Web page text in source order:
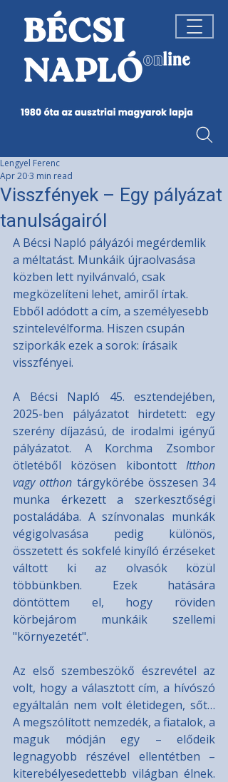
Visszfények – Egy pályázat
tanulságairól
Lengyel Ferenc
Apr 203 min read
A Bécsi Napló pályázói megérdemlik
a méltatást. Munkáik újraolvasása
közben lett nyilvánvaló, csak
megközelíteni lehet, amiről írtak.
Ebből adódott a cím, a személyesebb
szintelevélforma. Hiszen csupán
sziporkák ezek a sorok: írásaik
visszfényei.
A Bécsi Napló 45. esztendejében,
2025-ben pályázatot hirdetett: egy
szerény díjazású, de irodalmi igényű
pályázatot. A Korchma Zsombor
ötletéből közösen kibontott Itthon
vagy otthon tárgykörébe összesen 34
munka érkezett a szerkesztőségi
postaládába. A színvonalas munkák
végigolvasása pedig különös,
összetett és sokfelé kinyíló érzéseket
váltott ki az olvasók közül
többünkben. Ezek hatására
döntöttem el, hogy röviden
körbejárom munkáik szellemi
"környezetét".
Az első szembeszökő észrevétel az
volt, hogy a választott cím, a hívószó
egyáltalán nem volt életidegen, sőt…
A megszólított nemzedék, a fiatalok, a
maguk módján egy – elődeik
legnagyobb részével ellentétben –
kiterebélyesedettebb világban élnek.